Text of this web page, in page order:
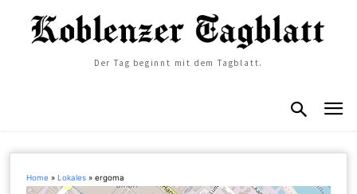
Der Tag beginnt mit dem Tagblatt.
Home »Lokales »ergoma